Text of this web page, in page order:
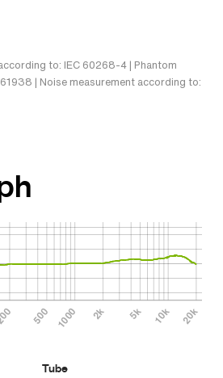
to: IEC 60268-4 | Phantom
| Noise measurement according to:
Tube